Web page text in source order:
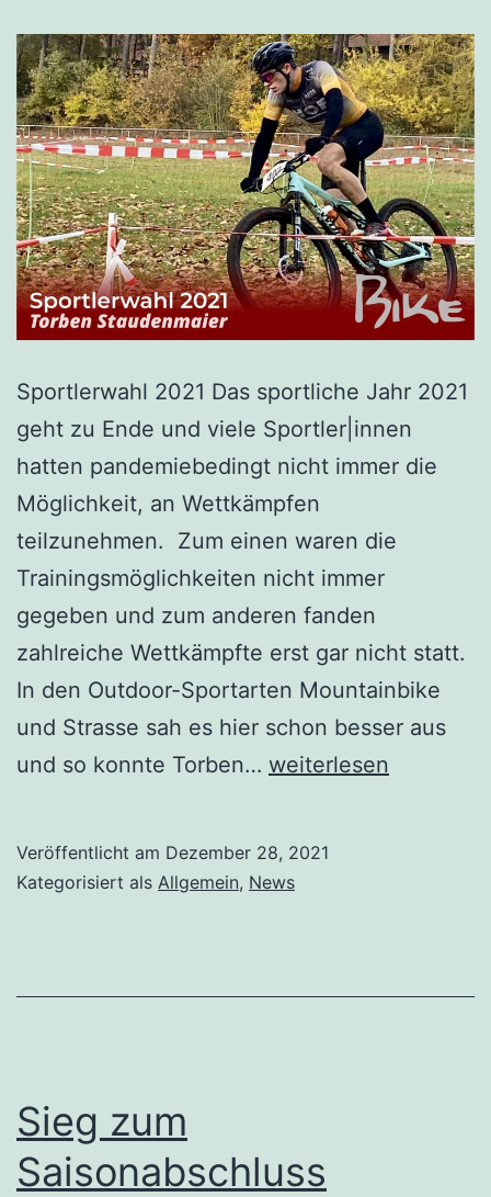
Sportlerwahl 2021 Das sportliche Jahr 2021
geht zu Ende und viele Sportler|innen
hatten pandemiebedingt nicht immer die
Möglichkeit, an Wettkämpfen
teilzunehmen. Zum einen waren die
Trainingsmöglichkeiten nicht immer
gegeben und zum anderen fanden
zahlreiche Wettkämpfte erst gar nicht statt.
In den Outdoor-Sportarten Mountainbike
und Strasse sah es hier schon besser aus
und so konnte Torben… weiterlesen
Veröffentlicht am Dezember 28, 2021
Kategorisiert als Allgemein, News
Sieg zum
Saisonabschluss